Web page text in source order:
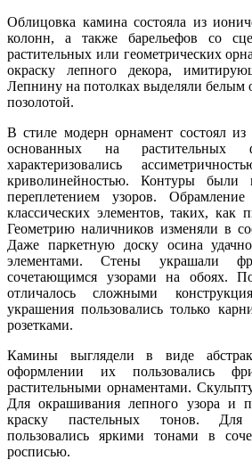
Облицовка камина состояла из
колонн, а также барельефов со
растительных или геометрических
окраску лепного декора,
Лепнину на потолках выделяли белым
позолотой.
В стиле модерн орнамент состоял из
основанных на растительных
характеризовались
криволинейностью. Контуры
переплетением узоров.
классических элементов, таких, как
Геометрию наличников изменяли в
Даже паркетную доску осина
элементами. Стены украшали
сочетающимся узорами на обоях.
отличалось сложными
украшения пользовались только
розетками.
Камины выглядели в виде
оформлении их пользовались
растительными орнаментами.
Для окрашивания лепного узора и
краску пастельных тонов. Для
пользовались яркими тонами в
росписью.